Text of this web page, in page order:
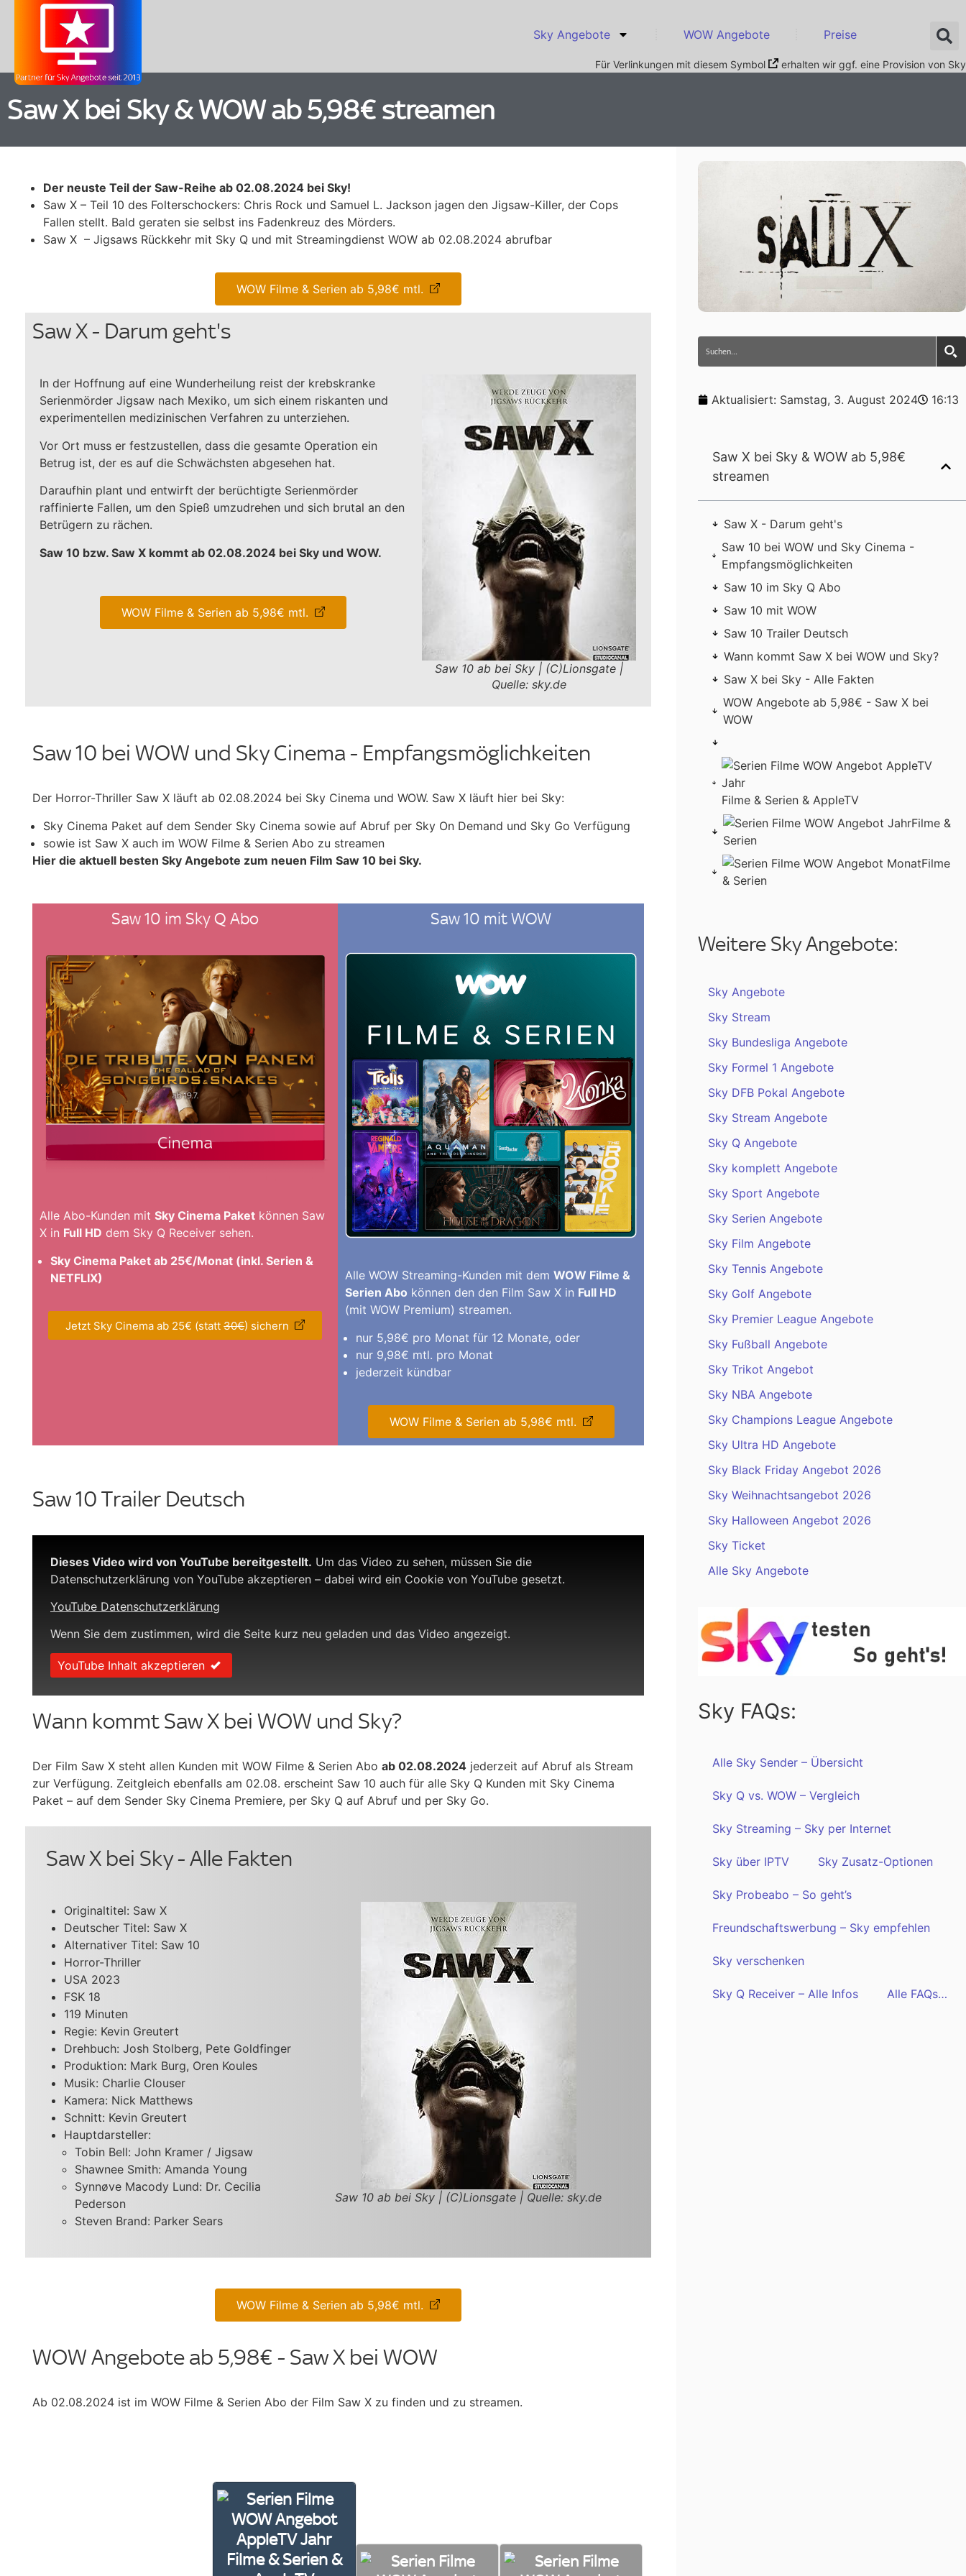
Sky Angebote WOW Angebote Preise
Für Verlinkungen mit diesem Symbol erhalten wir ggf. eine Provision von Sky
Saw X bei Sky & WOW ab 5,98€ streamen
Der neuste Teil der Saw-Reihe ab 02.08.2024 bei Sky!
Saw X – Teil 10 des Folterschockers: Chris Rock und Samuel L. Jackson jagen den Jigsaw-Killer, der Cops
Fallen stellt. Bald geraten sie selbst ins Fadenkreuz des Mörders.
Saw X – Jigsaws Rückkehr mit Sky Q und mit Streamingdienst WOW ab 02.08.2024 abrufbar
WOW Filme & Serien ab 5,98€ mtl.
Saw X - Darum geht's
In der Hoffnung auf eine Wunderheilung reist der krebskranke
Serienmörder Jigsaw nach Mexiko, um sich einem riskanten und
experimentellen medizinischen Verfahren zu unterziehen.
Vor Ort muss er festzustellen, dass die gesamte Operation ein
Betrug ist, der es auf die Schwächsten abgesehen hat.
Daraufhin plant und entwirft der berüchtigte Serienmörder
raffinierte Fallen, um den Spieß umzudrehen und sich brutal an den
Betrügern zu rächen.
Saw 10 bzw. Saw X kommt ab 02.08.2024 bei Sky und WOW.
WOW Filme & Serien ab 5,98€ mtl.
Saw 10 ab bei Sky | (C)Lionsgate |
Quelle: sky.de
Saw 10 bei WOW und Sky Cinema - Empfangsmöglichkeiten
Der Horror-Thriller Saw X läuft ab 02.08.2024 bei Sky Cinema und WOW. Saw X läuft hier bei Sky:
Sky Cinema Paket auf dem Sender Sky Cinema sowie auf Abruf per Sky On Demand und Sky Go Verfügung
sowie ist Saw X auch im WOW Filme & Serien Abo zu streamen
Hier die aktuell besten Sky Angebote zum neuen Film Saw 10 bei Sky.
Saw 10 im Sky Q Abo
Alle Abo-Kunden mit Sky Cinema Paket können Saw
X in Full HD dem Sky Q Receiver sehen.
Sky Cinema Paket ab 25€/Monat (inkl. Serien &
NETFLIX)
Jetzt Sky Cinema ab 25€ (statt30€) sichern
Saw 10 mit WOW
Alle WOW Streaming-Kunden mit demWOW Filme &
Serien Abo können den den Film Saw X in Full HD
(mit WOW Premium) streamen.
nur 5,98€ pro Monat für 12 Monate, oder
nur 9,98€ mtl. pro Monat
jederzeit kündbar
WOW Filme & Serien ab 5,98€ mtl.
Saw 10 Trailer Deutsch
Dieses Video wird von YouTube bereitgestellt. Um das Video zu sehen, müssen Sie die
Datenschutzerklärung von YouTube akzeptieren – dabei wird ein Cookie von YouTube gesetzt.
YouTube Datenschutzerklärung
Wenn Sie dem zustimmen, wird die Seite kurz neu geladen und das Video angezeigt.
YouTube Inhalt akzeptieren
Wann kommt Saw X bei WOW und Sky?
Der Film Saw X steht allen Kunden mit WOW Filme & Serien Abo ab 02.08.2024 jederzeit auf Abruf als Stream
zur Verfügung. Zeitgleich ebenfalls am 02.08. erscheint Saw 10 auch für alle Sky Q Kunden mit Sky Cinema
Paket – auf dem Sender Sky Cinema Premiere, per Sky Q auf Abruf und per Sky Go.
Saw X bei Sky - Alle Fakten
Originaltitel: Saw X
Deutscher Titel: Saw X
Alternativer Titel: Saw 10
Horror-Thriller
USA 2023
FSK 18
119 Minuten
Regie: Kevin Greutert
Drehbuch: Josh Stolberg, Pete Goldfinger
Produktion: Mark Burg, Oren Koules
Musik: Charlie Clouser
Kamera: Nick Matthews
Schnitt: Kevin Greutert
Hauptdarsteller:
Tobin Bell: John Kramer / Jigsaw
Shawnee Smith: Amanda Young
Synnøve Macody Lund: Dr. Cecilia
Pederson
Steven Brand: Parker Sears
Saw 10 ab bei Sky | (C)Lionsgate | Quelle: sky.de
WOW Filme & Serien ab 5,98€ mtl.
WOW Angebote ab 5,98€ - Saw X bei WOW
Ab 02.08.2024 ist im WOW Filme & Serien Abo der Film Saw X zu finden und zu streamen.
Filme & Serien &
Aktualisiert: Samstag, 3. August 2024 16:13
Saw X bei Sky & WOW ab 5,98€
streamen
Saw X - Darum geht's
Saw 10 bei WOW und Sky Cinema -
Empfangsmöglichkeiten
Saw 10 im Sky Q Abo
Saw 10 mit WOW
Saw 10 Trailer Deutsch
Wann kommt Saw X bei WOW und Sky?
Saw X bei Sky - Alle Fakten
WOW Angebote ab 5,98€ - Saw X bei
WOW
Filme & Serien & AppleTV
Filme &
Serien
Filme
& Serien
Weitere Sky Angebote:
Sky Angebote
Sky Stream
Sky Bundesliga Angebote
Sky Formel 1 Angebote
Sky DFB Pokal Angebote
Sky Stream Angebote
Sky Q Angebote
Sky komplett Angebote
Sky Sport Angebote
Sky Serien Angebote
Sky Film Angebote
Sky Tennis Angebote
Sky Golf Angebote
Sky Premier League Angebote
Sky Fußball Angebote
Sky Trikot Angebot
Sky NBA Angebote
Sky Champions League Angebote
Sky Ultra HD Angebote
Sky Black Friday Angebot 2026
Sky Weihnachtsangebot 2026
Sky Halloween Angebot 2026
Sky Ticket
Alle Sky Angebote
Sky FAQs:
Alle Sky Sender – Übersicht
Sky Q vs. WOW – Vergleich
Sky Streaming – Sky per Internet
Sky über IPTV Sky Zusatz-Optionen
Sky Probeabo – So geht’s
Freundschaftswerbung – Sky empfehlen
Sky verschenken
Sky Q Receiver – Alle Infos Alle FAQs…